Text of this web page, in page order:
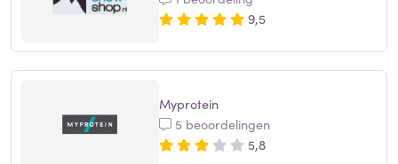
9,5
Myprotein
5 beoordelingen
5,8